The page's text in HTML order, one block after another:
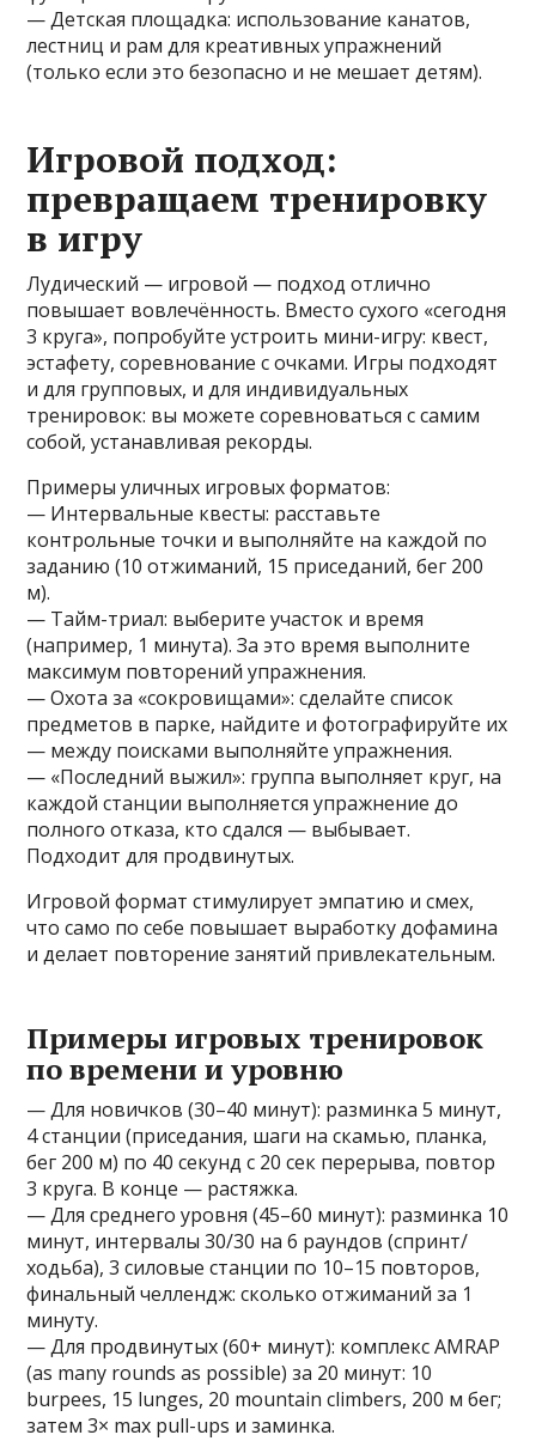
— Детская площадка: использование канатов,
лестниц и рам для креативных упражнений
(только если это безопасно и не мешает детям).
Игровой подход:
превращаем тренировку
в игру
Лудический — игровой — подход отлично
повышает вовлечённость. Вместо сухого «сегодня
3 круга», попробуйте устроить мини-игру: квест,
эстафету, соревнование с очками. Игры подходят
и для групповых, и для индивидуальных
тренировок: вы можете соревноваться с самим
собой, устанавливая рекорды.
Примеры уличных игровых форматов:
— Интервальные квесты: расставьте
контрольные точки и выполняйте на каждой по
заданию (10 отжиманий, 15 приседаний, бег 200
м).
— Тайм-триал: выберите участок и время
(например, 1 минута). За это время выполните
максимум повторений упражнения.
— Охота за «сокровищами»: сделайте список
предметов в парке, найдите и фотографируйте их
— между поисками выполняйте упражнения.
— «Последний выжил»: группа выполняет круг, на
каждой станции выполняется упражнение до
полного отказа, кто сдался — выбывает.
Подходит для продвинутых.
Игровой формат стимулирует эмпатию и смех,
что само по себе повышает выработку дофамина
и делает повторение занятий привлекательным.
Примеры игровых тренировок
по времени и уровню
— Для новичков (30–40 минут): разминка 5 минут,
4 станции (приседания, шаги на скамью, планка,
бег 200 м) по 40 секунд с 20 сек перерыва, повтор
3 круга. В конце — растяжка.
— Для среднего уровня (45–60 минут): разминка 10
минут, интервалы 30/30 на 6 раундов (спринт/
ходьба), 3 силовые станции по 10–15 повторов,
финальный челлендж: сколько отжиманий за 1
минуту.
— Для продвинутых (60+ минут): комплекс AMRAP
(as many rounds as possible) за 20 минут: 10
burpees, 15 lunges, 20 mountain climbers, 200 м бег;
затем 3× max pull-ups и заминка.